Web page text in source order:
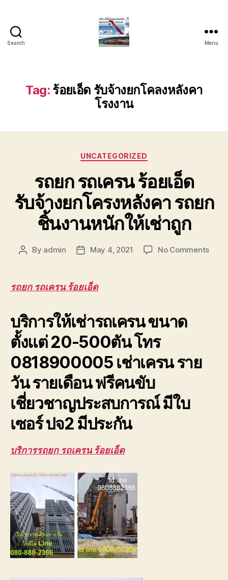
Search
รถ
เครน
รถ
รถ
ขนส่ง
เครื่องจักร
โทร
0818900005
Menu
Tag: ร้อยเอ็ด รับจ้างยกโคลงหลังคา
โรงงาน
Categories
UNCATEGORIZED
รถยก รถเครน ร้อยเอ็ด
รับจ้างยกโครงหลังคา รถยก
ชิ้นงานหนักให้เช่าถูก
Post
By admin
PostMay 4, 2021 No Commentson
รถยก รถเครน ร้อยเอ็ด
บริการให้เช่ารถเครน ขนาด
ตั้งแต่ 20-500ตัน โทร
0818900005 เช่าเครน ราย
วัน รายเดือน ฟรีคนขับ
เชี่ยวชาญประสบการณ์ มีใบ
เซอร์ ปจ2 มีประกัน
บริการรถยก รถเครน ร้อยเอ็ด